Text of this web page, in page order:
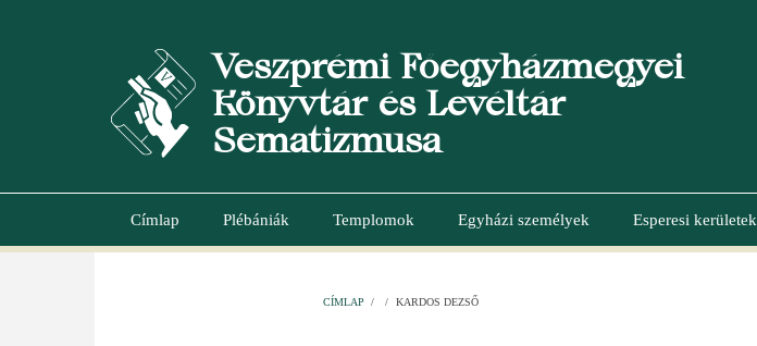
Veszprémi Főegyházmegyei
Könyvtár és Levéltár
Sematizmusa
Main
Címlap Plébániák Templomok Egyházi személyek Esperesi kerületek
CÍMLAP / / KARDOS DEZSŐ